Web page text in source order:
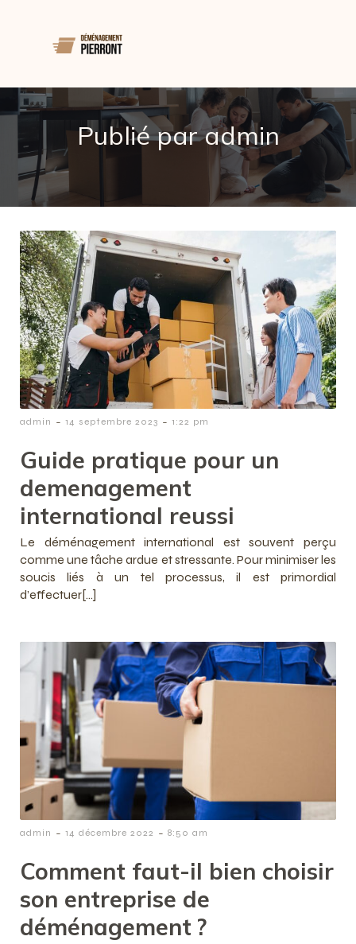
Publié paradmin
admin - 14 septembre 2023 - 1:22 pm
Guide pratique pour un
demenagement
international reussi
Le déménagement international est souvent perçu
comme une tâche ardue et stressante. Pour minimiser les
soucis liés à un tel processus, il est primordial
d’effectuer[…]
admin - 14 décembre 2022 - 8:50 am
Comment faut-il bien choisir
son entreprise de
déménagement ?